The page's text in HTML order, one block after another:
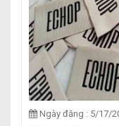
Ngày đăng : 5/17/